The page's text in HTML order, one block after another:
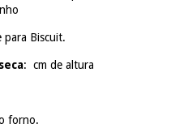
para Biscuit.
: cm de altura
forno.